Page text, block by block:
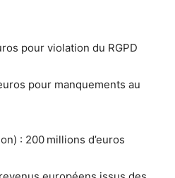
pour violation du RGPD
pour manquements au
: 200 millions d’euros